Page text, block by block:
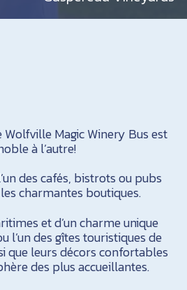
Magic Winery Bus est
à l’autre!
des cafés, bistrots ou pubs
charmantes boutiques.
et d’un charme unique
l’un des gîtes touristiques de
que leurs décors confortables
des plus accueillantes.